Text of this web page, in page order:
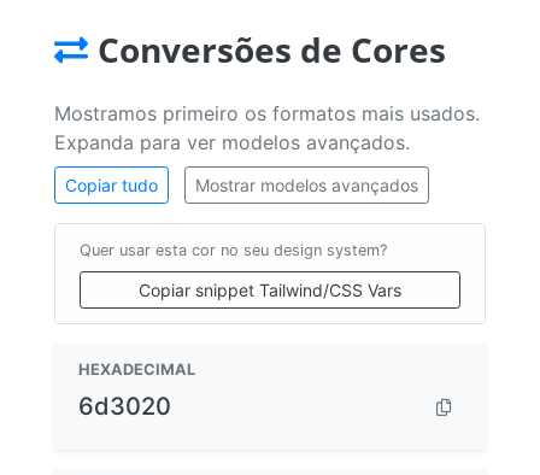
Conversões de Cores
Mostramos primeiro os formatos mais usados.
Expanda para ver modelos avançados.
Copiar tudo Mostrar modelos avançados
Quer usar esta cor no seu design system?
Copiar snippet Tailwind/CSS Vars
HEXADECIMAL
6d3020